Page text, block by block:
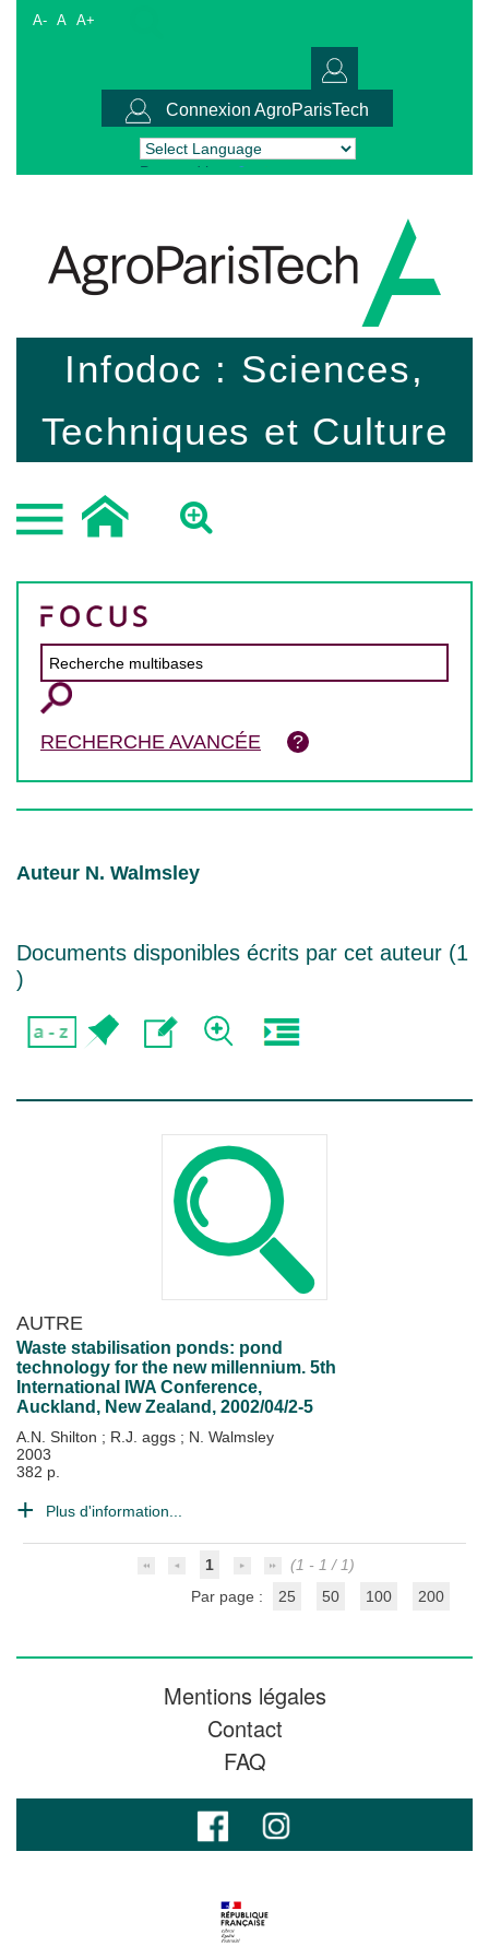
A- A A+
Connexion AgroParisTech
Powered by Translate
Infodoc : Sciences,
Techniques et Culture
RECHERCHE AVANCÉE
Auteur N. Walmsley
Documents disponibles écrits par cet auteur (1
)
AUTRE
Waste stabilisation ponds: pond
technology for the new millennium. 5th
International IWA Conference,
Auckland, New Zealand, 2002/04/2-5
A.N. Shilton ; R.J. aggs ; N. Walmsley
2003
382 p.
Plus d'information...
1
(1 - 1 / 1)
Par page :
25 50 100 200
Mentions légales
Contact
FAQ